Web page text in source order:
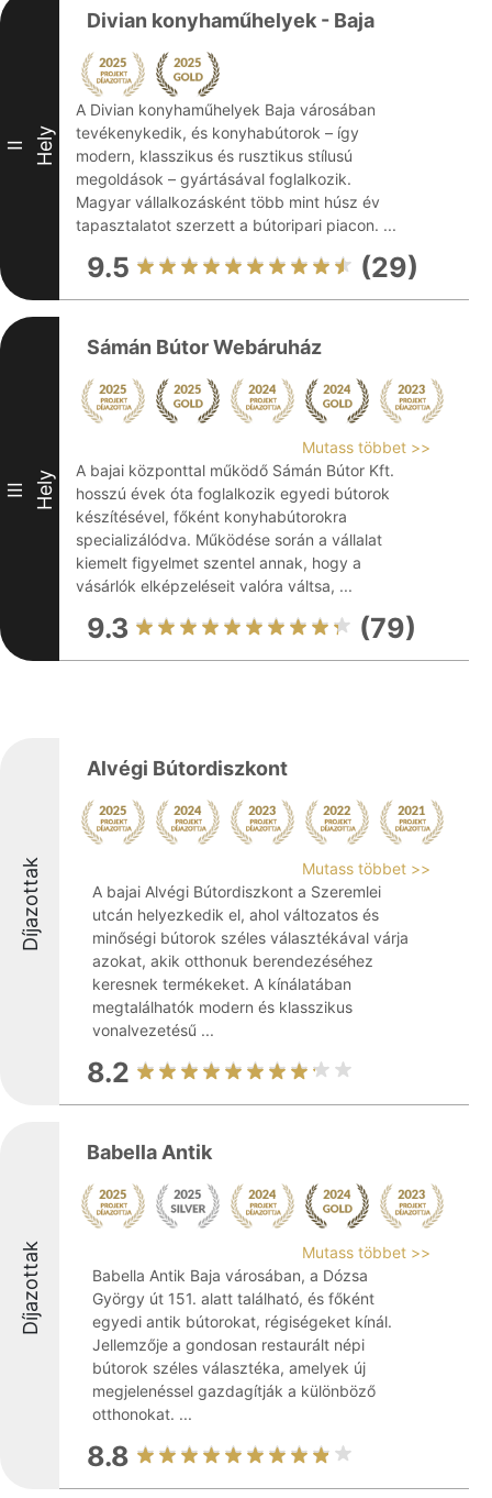
II Hely
Divian konyhaműhelyek - Baja
A Divian konyhaműhelyek Baja városában
tevékenykedik, és konyhabútorok – így
modern, klasszikus és rusztikus stílusú
megoldások – gyártásával foglalkozik.
Magyar vállalkozásként több mint húsz év
tapasztalatot szerzett a bútoripari piacon. ...
9.5 (29)
III Hely
Sámán Bútor Webáruház
Mutass többet >>
A bajai központtal működő Sámán Bútor Kft.
hosszú évek óta foglalkozik egyedi bútorok
készítésével, főként konyhabútorokra
specializálódva. Működése során a vállalat
kiemelt figyelmet szentel annak, hogy a
vásárlók elképzeléseit valóra váltsa, ...
9.3 (79)
Díjazottak
Alvégi Bútordiszkont
Mutass többet >>
A bajai Alvégi Bútordiszkont a Szeremlei
utcán helyezkedik el, ahol változatos és
minőségi bútorok széles választékával várja
azokat, akik otthonuk berendezéséhez
keresnek termékeket. A kínálatában
megtalálhatók modern és klasszikus
vonalvezetésű ...
8.2
Díjazottak
Babella Antik
Mutass többet >>
Babella Antik Baja városában, a Dózsa
György út 151. alatt található, és főként
egyedi antik bútorokat, régiségeket kínál.
Jellemzője a gondosan restaurált népi
bútorok széles választéka, amelyek új
megjelenéssel gazdagítják a különböző
otthonokat. ...
8.8